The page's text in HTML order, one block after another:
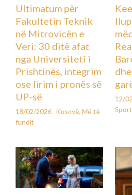
Ultimatum për
Fakultetin Teknik
në Mitrovicën e
Veri: 30 ditë afat
nga Universiteti i
Prishtinës, integrim
ose lirim i pronës së
UP-së
18/02/2026 Kosovë,Më të
fundit
12/
Sport